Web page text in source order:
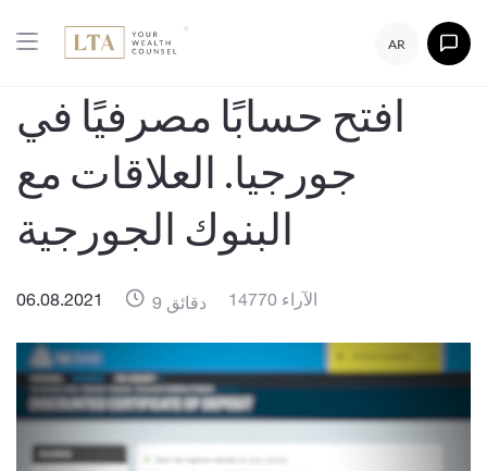
AR
افتح حسابًا مصرفيًا في
جورجيا. العلاقات مع
البنوك الجورجية
06.08.2021 9 دقائق 14770 الآراء